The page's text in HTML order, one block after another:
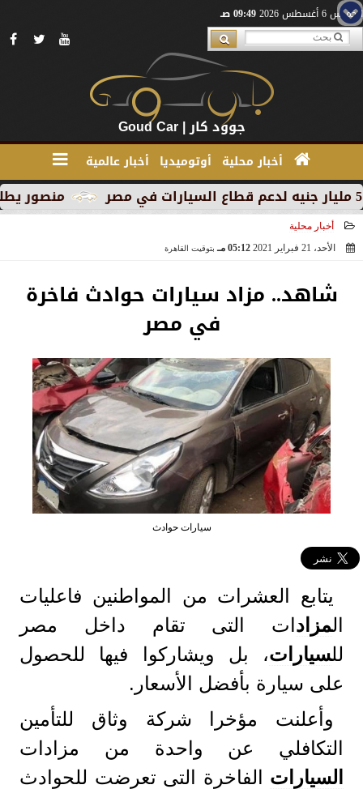
الخميس 6 أغسطس 2026 09:49 صـ
جوود كار | Goud Car
أخبار محلية أوتوميديا أخبار عالمية
منصور يطلق MG RX9 PHEV الجديدة كليًا في السوق المصري كأول سيارة Plug-in Hybrid من العلامة
أخبار محلية
الأحد، 21 فبراير 2021
05:12 مـ بتوقيت القاهرة
شاهد.. مزاد سيارات حوادث فاخرة
في مصر
سيارات حوادث
يتابع العشرات من المواطنين فاعليات
المزاد ات التى تقام داخل مصر
للسيارات، بل ويشاركوا فيها للحصول
على سيارة بأفضل الأسعار.
وأعلنت مؤخرا شركة وثاق للتأمين
التكافلي عن واحدة من مزادات
السيارات الفاخرة التى تعرضت للحوادث